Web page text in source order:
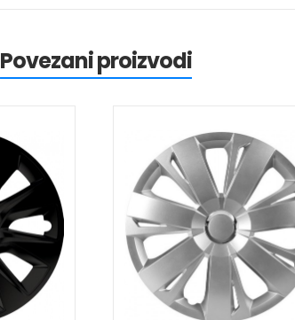
Povezani proizvodi